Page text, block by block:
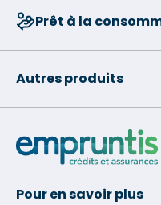
Prêt à la
Autres produits
Pour en savoir plus